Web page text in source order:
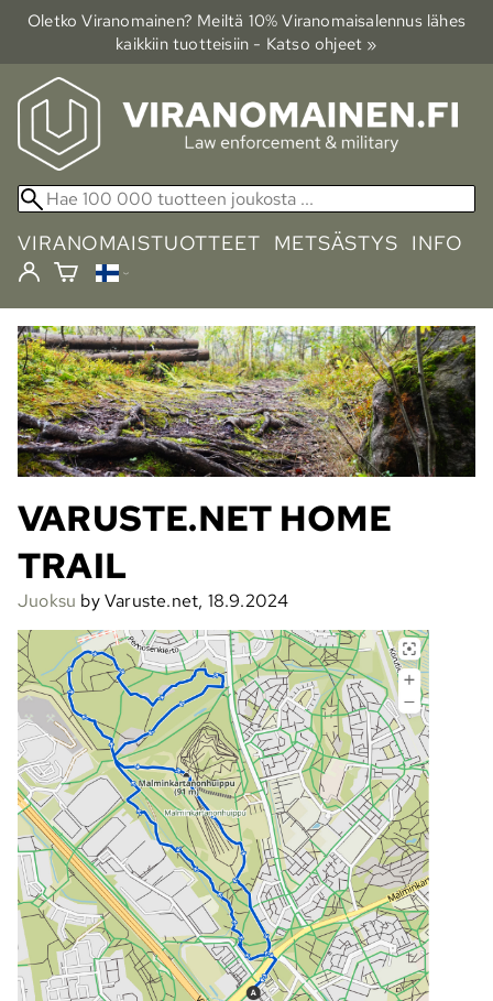
Oletko Viranomainen? Meiltä 10% Viranomais­alennus lähes
kaikkiin tuotteisiin - Katso ohjeet »
VIRANOMAISTUOTTEET METSÄSTYS INFO
VARUSTE.NET HOME
TRAIL
Juoksu by Varuste.net, 18.9.2024